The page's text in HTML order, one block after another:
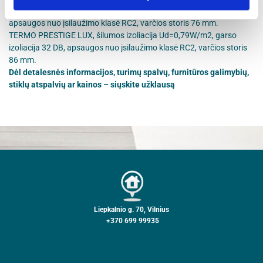
OPTIMUM, šilumos izoliacija Ud=0,85W/m2, garso izoliacija 32 DB,
apsaugos nuo įsilaužimo klasė RC2, varčios storis 76 mm.
TERMO PRESTIGE LUX, šilumos izoliacija Ud=0,79W/m2, garso
izoliacija 32 DB, apsaugos nuo įsilaužimo klasė RC2, varčios storis
86 mm.
Dėl detalesnės informacijos, turimų spalvų, furnitūros galimybių,
stiklų atspalvių ar kainos – siųskite užklausą
Liepkalnio g. 70, Vilnius
+370 699 99935